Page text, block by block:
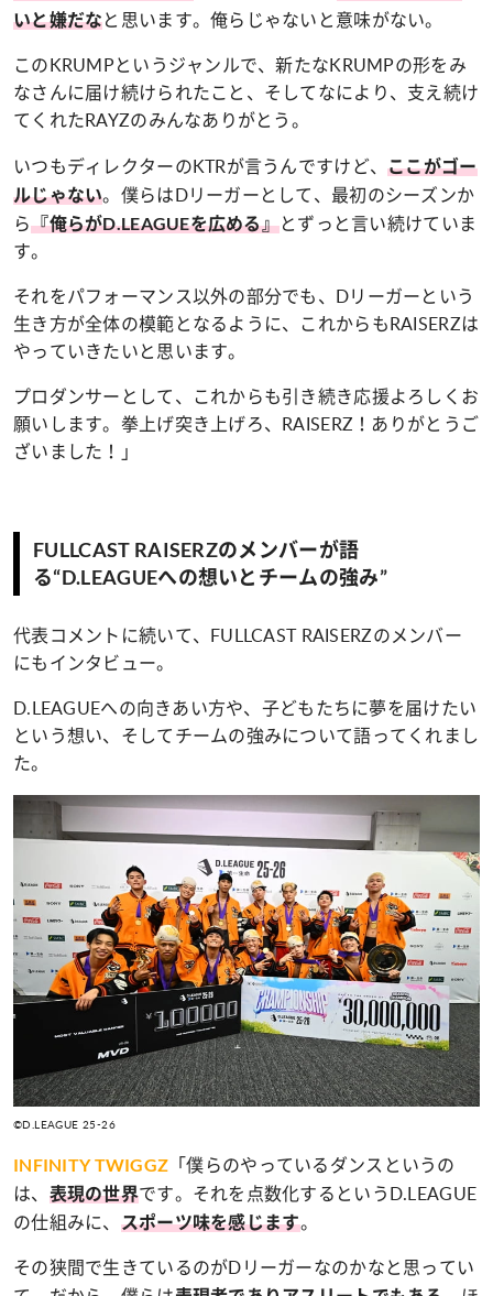
いと嫌だなと思います。俺らじゃないと意味がない。
このKRUMPというジャンルで、新たなKRUMPの形をみ
なさんに届け続けられたこと、そしてなにより、支え続け
てくれたRAYZのみんなありがとう。
いつもディレクターのKTRが言うんですけど、ここがゴー
ルじゃない。僕らはDリーガーとして、最初のシーズンか
ら『俺らがD.LEAGUEを広める』とずっと言い続けていま
す。
それをパフォーマンス以外の部分でも、Dリーガーという
生き方が全体の模範となるように、これからもRAISERZは
やっていきたいと思います。
プロダンサーとして、これからも引き続き応援よろしくお
願いします。拳上げ突き上げろ、RAISERZ！ありがとうご
ざいました！」
FULLCAST RAISERZのメンバーが語
る“D.LEAGUEへの想いとチームの強み”
代表コメントに続いて、FULLCAST RAISERZのメンバー
にもインタビュー。
D.LEAGUEへの向きあい方や、子どもたちに夢を届けたい
という想い、そしてチームの強みについて語ってくれまし
た。
©D.LEAGUE 25-26
INFINITY TWIGGZ 「僕らのやっているダンスというの
は、
表現の世界です。それを点数化するというD.LEAGUE
の仕組みに、 スポーツ味を感じます。
その狭間で生きているのがDリーガーなのかなと思ってい